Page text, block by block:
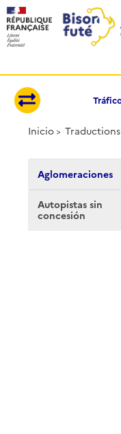
Inicio Traductions
Aglomeraciones
Autopistas sin
concesión
Panel de gestión de cookies